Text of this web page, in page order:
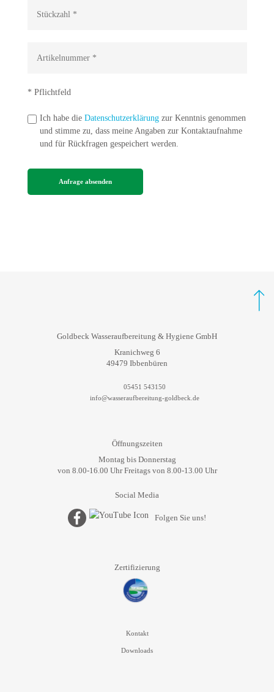
Mess -und Regeltechnik
Technik Reinigungsutensilien
REZ Beluga
Sicherheitskennzeichnung
* Pflichtfeld
Ich habe die Datenschutzerklärungzur Kenntnis genommen
und stimme zu, dass meine Angaben zur Kontaktaufnahme
und für Rückfragen gespeichert werden.
Goldbeck Wasseraufbereitung & Hygiene GmbH
Kranichweg 6
49479 Ibbenbüren
05451 543150
info@wasseraufbereitung-goldbeck.de
Öffnungszeiten
Montag bis Donnerstag
von 8.00-16.00 Uhr Freitags von 8.00-13.00 Uhr
Social Media
Folgen Sie uns!
Zertifizierung
Kontakt
Downloads